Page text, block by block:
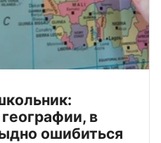
в
ошибиться